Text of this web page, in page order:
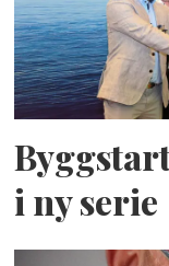
i ny serie